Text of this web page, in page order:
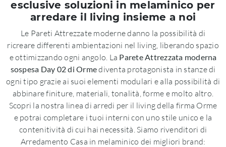
esclusive soluzioni in melaminico per
arredare il living insieme a noi
Le Pareti Attrezzate moderne danno la possibilità di
ricreare differenti ambientazioni nel living, liberando spazio
e ottimizzando ogni angolo. La Parete Attrezzata moderna
sospesa Day 02 di Ormediventa protagonista in stanze di
ogni tipo grazie ai suoi elementi modulari e alla possibilità di
abbinare finiture, materiali, tonalità, forme e molto altro.
Scopri la nostra linea di arredi per il living della firma Orme
e potrai completare i tuoi interni con uno stile unico e la
contenitività di cui hai necessità. Siamo rivenditori di
Arredamento Casa in melaminico dei migliori brand: